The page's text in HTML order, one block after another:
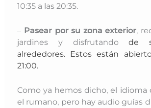
10:35 a las 20:35.
– Pasear por su zona exterior,
jardines y disfrutandode
alrededores. Estos están
21:00.
Como ya hemos dicho, el idioma
el rumano, pero hay audio guías